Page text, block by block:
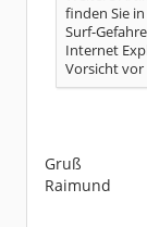
finden Sie
Surf-
Internet
Vorsicht vor
Gruß
Raimund